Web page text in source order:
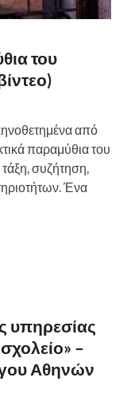
του
από
παραμύθια του
συζήτηση,
Ένα
υπηρεσίας
–
Αθηνών